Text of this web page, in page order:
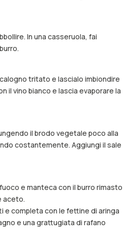
In una casseruola, fai
tritato e lascialo imbiondire
il vino bianco e lascia evaporare la
il brodo vegetale poco alla
costantemente. Aggiungi il sale
e manteca con il burro rimasto
aceto.
e completa con le fettine di aringa
e una grattugiata di rafano